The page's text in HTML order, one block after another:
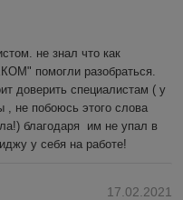
не знал что как
помогли разобраться.
доверить специалистам ( у
, не побоюсь этого слова
благодаря  им не упал в
у себя на работе!
17.02.2021